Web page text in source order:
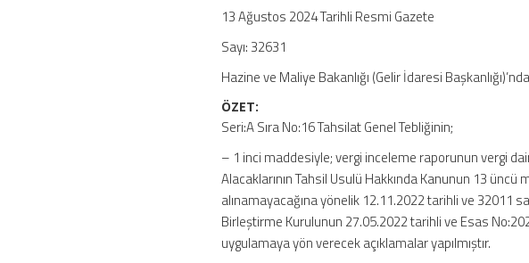
13 Ağustos 2024 Tarihli Resmi Gazete
Sayı: 32631
Hazine ve Maliye Bakanlığı (Gelir İdaresi
ÖZET:
Seri:A Sıra No:16 Tahsilat Genel Tebliğinin;
– 1 inci maddesiyle; vergi inceleme raporunun vergi
Alacaklarının Tahsil Usulü Hakkında Kanunun 13
alınamayacağına yönelik 12.11.2022 tarihli ve 32011
Birleştirme Kurulunun 27.05.2022 tarihli ve Esas
uygulamaya yön verecek açıklamalar yapılmıştır.